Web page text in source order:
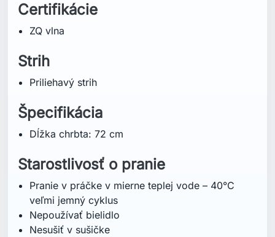
Certifikácie
ZQ vlna
Strih
Priliehavý strih
Špecifikácia
Dĺžka chrbta: 72 cm
Starostlivosť o pranie
Pranie v práčke v mierne teplej vode – 40°C
veľmi jemný cyklus
Nepoužívať bielidlo
Nesušiť v sušičke